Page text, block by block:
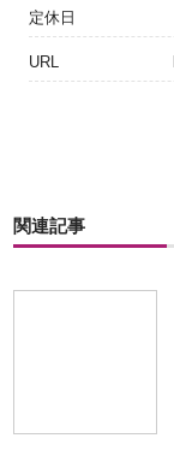
定休日
URL
関連記事